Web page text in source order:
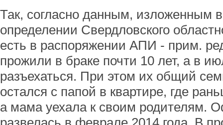
Так, согласно данным, изложенным
определении Свердловского
есть в распоряжении АПИ - прим.
прожили в браке почти 10 лет, а в
разъехаться. При этом их общий
остался с папой в квартире, где
а мама уехала к своим родителям.